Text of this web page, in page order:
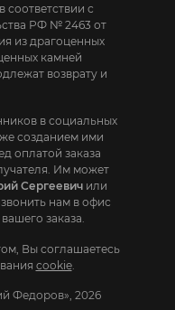
с
РФ № 2463 от
из драгоценных
камней
возврату и
в социальных
созданием ими
оплатой заказа
Им может
Сергеевич или
нам в офис
заказа.
Вы соглашаетесь
cookie.
Федоров», 2026